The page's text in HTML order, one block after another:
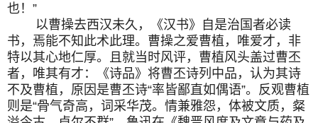
也！”
以曹操去西汉未久，《汉书》自是治国者必读
书，焉能不知此术此理。曹操之爱曹植，唯爱才，非
特以其心地仁厚。且就当时风评，曹植风头盖过曹丕
者，唯其有才：《诗品》将曹丕诗列中品，认为其诗
不及曹植，原因是曹丕诗“率皆鄙直如偶语”。反观曹植
则是“骨气奇高，词采华茂。情兼雅怨，体被文质，粲